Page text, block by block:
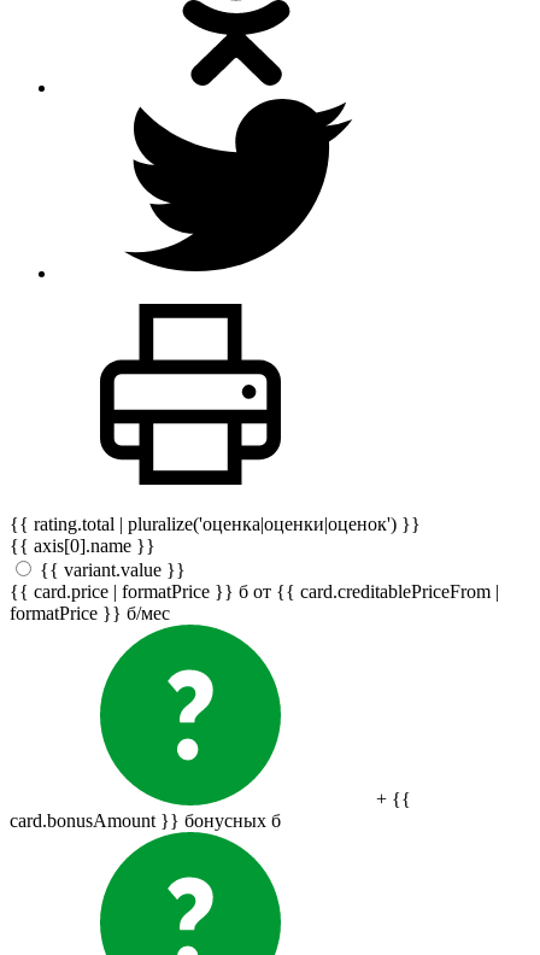
{{ rating.total | pluralize('оценка|оценки|оценок') }}
{{ axis[0].name }}
{{ variant.value }}
{{ card.price | formatPrice }} б от {{ card.creditablePriceFrom |
formatPrice }} б/мес
+ {{
card.bonusAmount }} бонусных б